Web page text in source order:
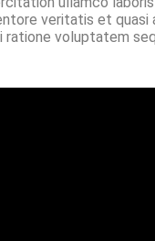
veritatis et
voluptatem